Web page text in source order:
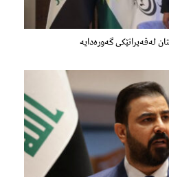
لەقەیرانێکی گەورەدایە